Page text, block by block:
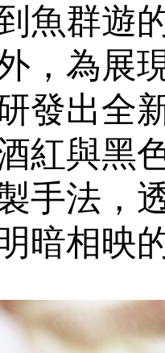
魚群遊
，為展
發出全
紅與黑
手法，
暗相映